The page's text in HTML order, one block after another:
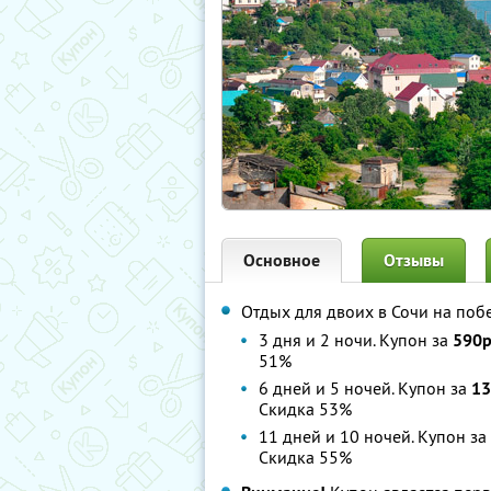
Основное Отзывы
Отдых для двоих в Сочи на
3 дня и 2 ночи. Купон за
51%
6 дней и 5 ночей. Купон за
Скидка 53%
11 дней и 10 ночей. Купон за
Скидка 55%